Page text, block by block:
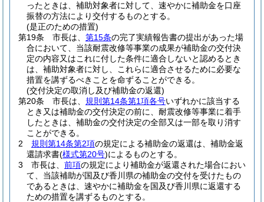
ったときは、補助対象者に対して、速やかに補助金を口座
振替の方法により交付するものとする。
(是正のための措置)
第19条
市長は、 第15条の完了実績報告書の提出があった場
合において、当該耐震改修等事業の成果が補助金の交付決
定の内容又はこれに付した条件に適合しないと認めるとき
は、補助対象者に対し、これらに適合させるために必要な
措置を講ずるべきことを命ずることができる。
(交付決定の取消し及び補助金の返還)
第20条
市長は、 規則第14条第1項各号いずれかに該当する
とき又は補助金の交付決定の前に、耐震改修等事業に着手
したときは、補助金の交付決定の全部又は一部を取り消す
ことができる。
2
規則第14条第2項の規定による補助金の返還は、補助金返
還請求書(様式第20号)によるものとする。
3
市長は、 前項の規定により補助金が返還された場合におい
て、当該補助が国及び香川県の補助金の交付を受けたもの
であるときは、速やかに補助金を国及び香川県に返還する
ための措置を講ずるものとする。